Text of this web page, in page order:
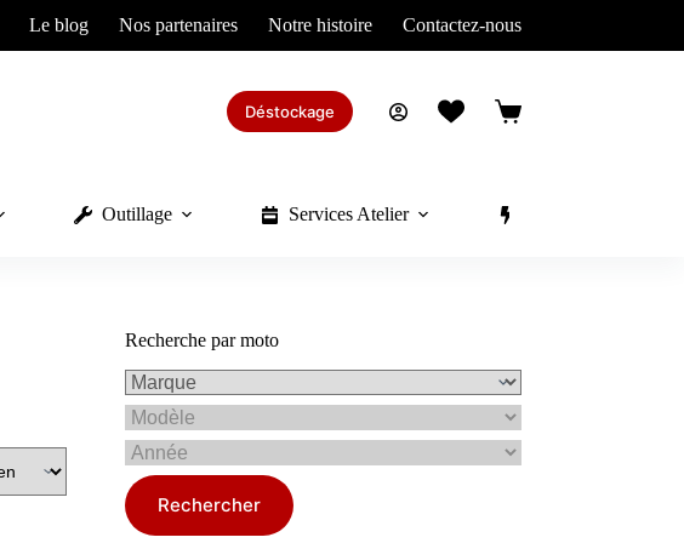
Le blog Nos partenaires Notre histoire Contactez-nous
Déstockage
Panier
Outillage Services Atelier
Recherche par moto
Rechercher